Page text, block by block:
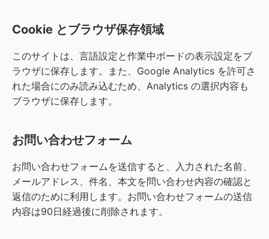
Cookie とブラウザ保存領域
このサイトは、言語設定と作業中ボードの表示設定をブ
ラウザに保存します。また、Google Analytics を許可さ
れた場合にのみ読み込むため、Analytics の選択内容も
ブラウザに保存します。
お問い合わせフォーム
お問い合わせフォームを送信すると、入力された名前、
メールアドレス、件名、本文を問い合わせ内容の確認と
返信のために利用します。お問い合わせフォームの送信
内容は90日経過後に削除されます。